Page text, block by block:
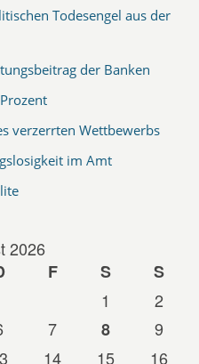
Todesengel aus der
der Banken
verzerrten Wettbewerbs
im Amt
2026
F S
S
1
2
7 8
9
14 15
16